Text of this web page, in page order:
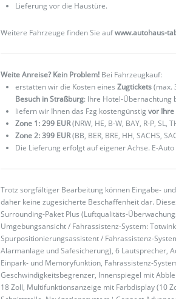
Lieferung vor die Haustüre.
Weitere Fahrzeuge finden Sie aufwww.autohaus-
Weite Anreise? Kein Problem! Bei Fahrzeugkauf:
erstatten wir die Kosten einesZugtickets(max.
Besuch in Straßburg: Ihre Hotel-Übernachtung
liefern wir Ihnen das Fzg kostengünstigvor
Zone 1: 299 EUR(NRW, HE, B-W, BAY, R-P, SL,
Zone 2: 399 EUR(BB, BER, BRE, HH, SACHS,
Die Lieferung erfolgt auf eigener Achse. E-
Trotz sorgfältiger Bearbeitung können Eingabe-
daher keine zugesicherte Beschaffenheit dar.
Surrounding-Paket Plus (Luftqualitäts-
Umgebungsansicht / Fahrassistenz-System:
Spurpositionierungsassistent / Fahrassistenz-
Alarmanlage und Safesicherung), 6 Lautsprecher,
Einpark- und Memoryfunktion, Fahrassistenz-
Geschwindigkeitsbegrenzer, Innenspiegel mit
18 Zoll, Multifunktionsanzeige mit Farbdisplay (10